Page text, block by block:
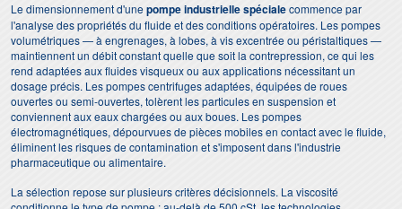
Le dimensionnement d'unepompe industrielle spécialecommence par
l'analyse des propriétés du fluide et des conditions opératoires. Les pompes
volumétriques — à engrenages, à lobes, à vis excentrée ou péristaltiques —
maintiennent un débit constant quelle que soit la contrepression, ce qui les
rend adaptées aux fluides visqueux ou aux applications nécessitant un
dosage précis. Les pompes centrifuges adaptées, équipées de roues
ouvertes ou semi-ouvertes, tolèrent les particules en suspension et
conviennent aux eaux chargées ou aux boues. Les pompes
électromagnétiques, dépourvues de pièces mobiles en contact avec le fluide,
éliminent les risques de contamination et s'imposent dans l'industrie
pharmaceutique ou alimentaire.
La sélection repose sur plusieurs critères décisionnels. La viscosité